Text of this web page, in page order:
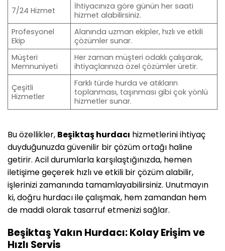
7/24 Hizmet
İhtiyacınıza göre günün her saati
hizmet alabilirsiniz.
Profesyonel
Ekip
Alanında uzman ekipler, hızlı ve etkili
çözümler sunar.
Müşteri
Memnuniyeti
Her zaman müşteri odaklı çalışarak,
ihtiyaçlarınıza özel çözümler üretir.
Çeşitli
Hizmetler
Farklı türde hurda ve atıkların
toplanması, taşınması gibi çok yönlü
hizmetler sunar.
Bu özellikler, Beşiktaş hurdacı hizmetlerini ihtiyaç
duyduğunuzda güvenilir bir çözüm ortağı haline
getirir. Acil durumlarla karşılaştığınızda, hemen
iletişime geçerek hızlı ve etkili bir çözüm alabilir,
işlerinizi zamanında tamamlayabilirsiniz. Unutmayın
ki, doğru hurdacı ile çalışmak, hem zamandan hem
de maddi olarak tasarruf etmenizi sağlar.
Beşiktaş Yakın Hurdacı: Kolay Erişim ve
Hızlı Servis